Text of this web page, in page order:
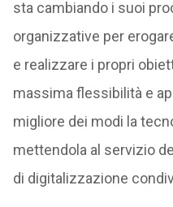
sta cambiando i suoi
organizzative per
e realizzare i propri
massima flessibilità e
migliore dei modi la
mettendola al servizio
di digitalizzazione